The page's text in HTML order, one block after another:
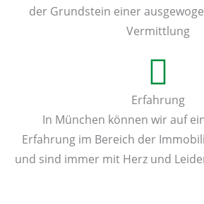
der Grundstein einer
Vermittlung
Erfahrung
In München können wir auf
Erfahrung im Bereich der
und sind immer mit Herz und